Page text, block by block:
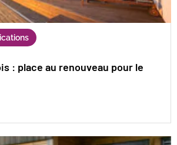
: place au renouveau pour le